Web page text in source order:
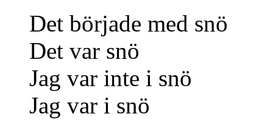
Det började med snö
Det var snö
Jag var inte i snö
Jag var i snö